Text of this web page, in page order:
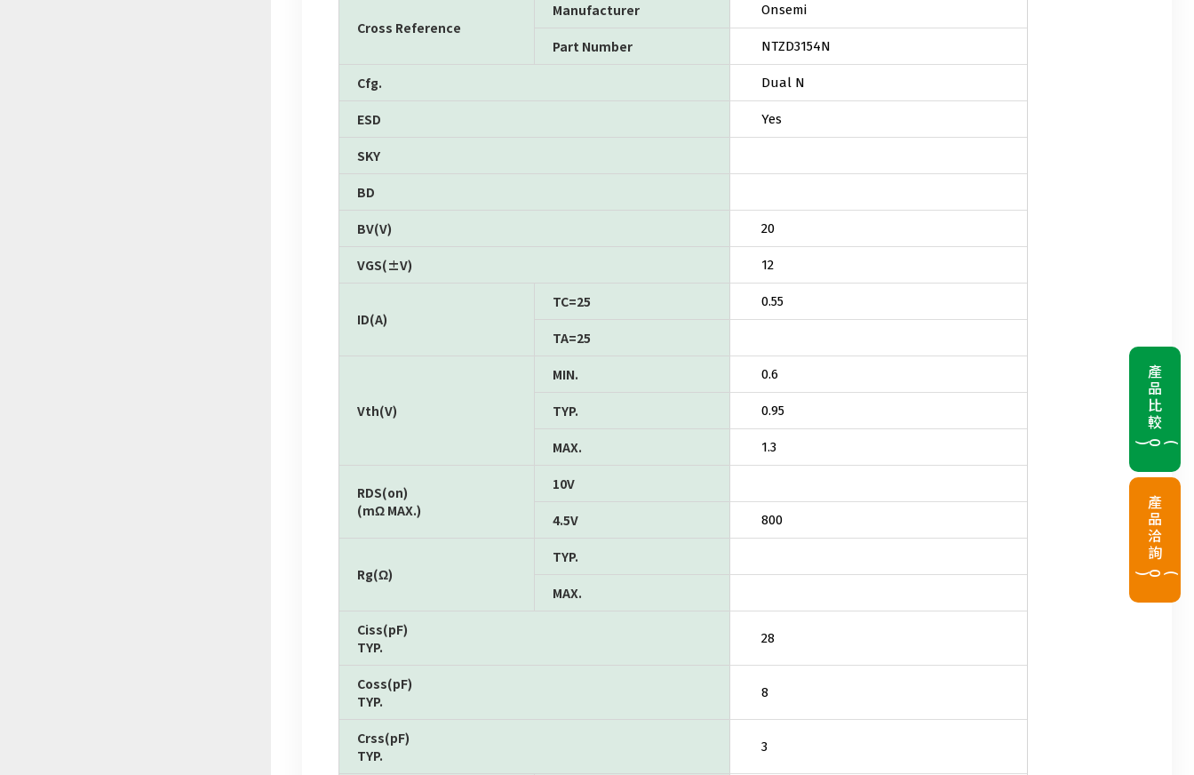
Cross Reference
Manufacturer Onsemi
Part Number NTZD3154N
Cfg. Dual N
ESD Yes
SKY
BD
BV(V) 20
VGS(±V) 12
ID(A)
TC=25 0.55
TA=25
Vth(V)
MIN. 0.6
TYP. 0.95
MAX. 1.3
RDS(on)
(mΩ MAX.)
10V
4.5V 800
Rg(Ω)
TYP.
MAX.
Ciss(pF)
TYP.
28
Coss(pF)
TYP.
8
Crss(pF)
TYP.
3
產品比較
(0)
產品洽詢
(0)